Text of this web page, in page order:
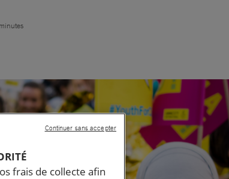
frais de collecte afin
Continuer sans accepter